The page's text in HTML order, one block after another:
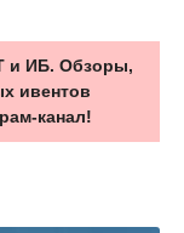
и ИБ. Обзоры,
ивентов
канал!